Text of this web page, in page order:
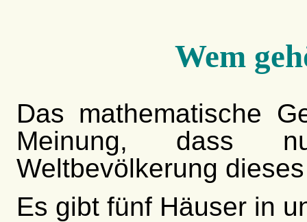
Wem
Das mathematische
Meinung, dass
Weltbevölkerung
Es gibt fünf Häuser in